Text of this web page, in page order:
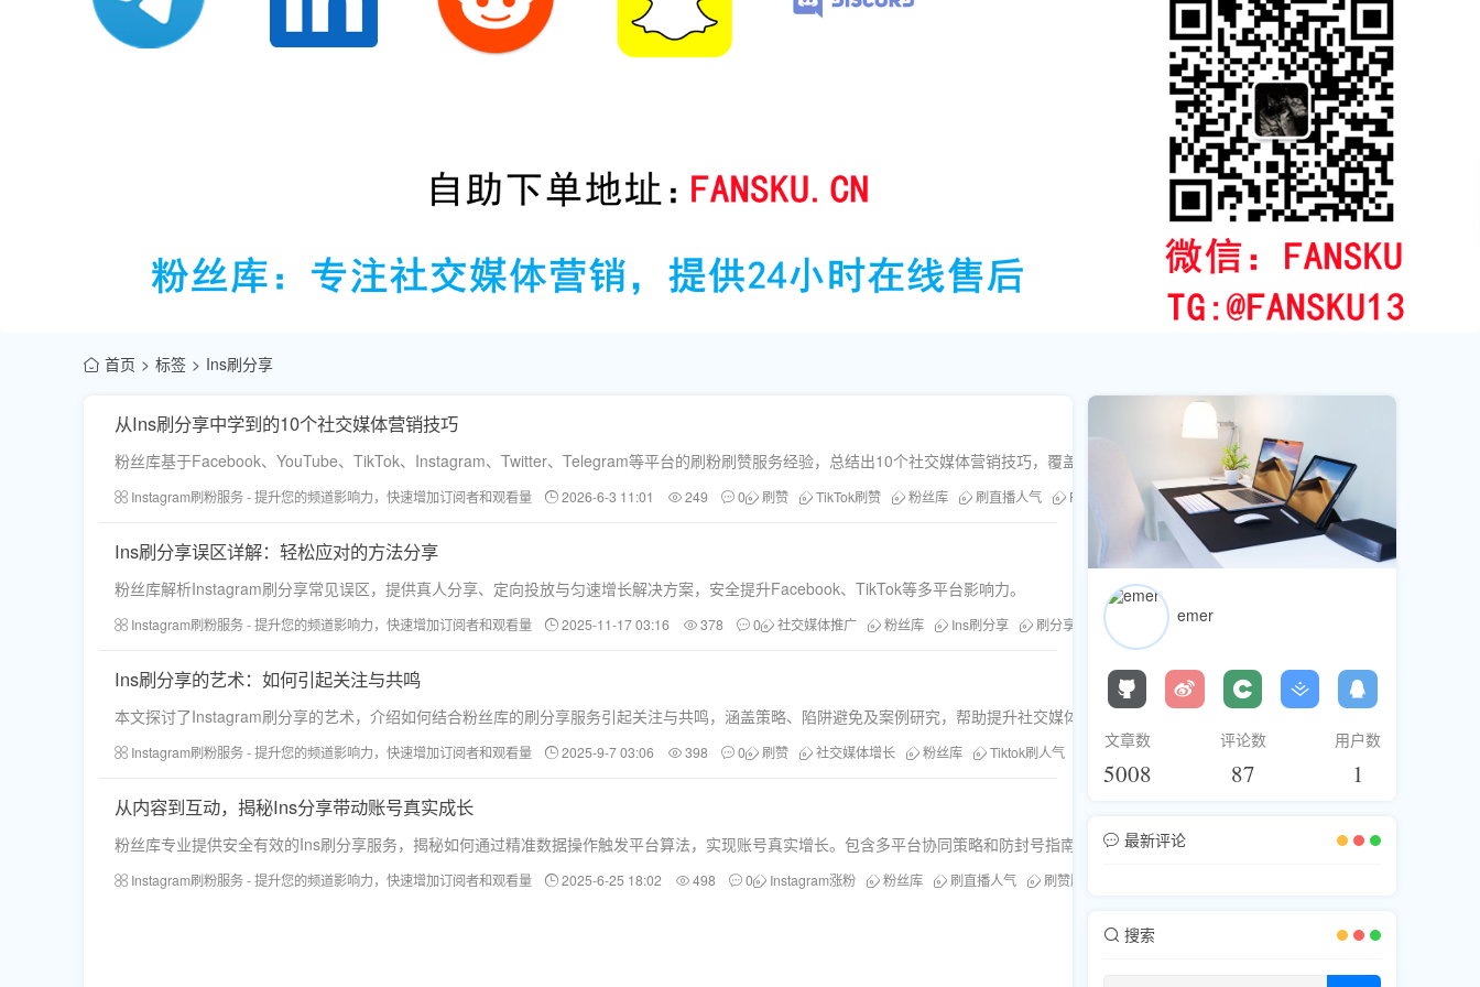
首页 标签 Ins刷分享
从Ins刷分享中学到的10个社交媒体营销技巧
粉丝库基于Facebook、YouTube、TikTok、Instagram、Twitter、Telegram等平台的刷粉刷赞服务经验，总结出10个社交媒体营销技巧，覆盖分享率提升、内容格式选择、刷量时间段优化等干货，助
Instagram刷粉服务 - 提升您的频道影响力，快速增加订阅者和观看量 2026-6-3 11:01 249 0 刷赞 TikTok刷赞 粉丝库 刷直播人气 Facebook刷粉 刷评论 刷浏览 刷分享
Ins刷分享误区详解：轻松应对的方法分享
粉丝库解析Instagram刷分享常见误区，提供真人分享、定向投放与匀速增长解决方案，安全提升Facebook、TikTok等多平台影响力。
Instagram刷粉服务 - 提升您的频道影响力，快速增加订阅者和观看量 2025-11-17 03:16 378 0 社交媒体推广 粉丝库 Ins刷分享 刷分享服务 Instagram刷数据
Ins刷分享的艺术：如何引起关注与共鸣
本文探讨了Instagram刷分享的艺术，介绍如何结合粉丝库的刷分享服务引起关注与共鸣，涵盖策略、陷阱避免及案例研究，帮助提升社交媒体影响力。
Instagram刷粉服务 - 提升您的频道影响力，快速增加订阅者和观看量 2025-9-7 03:06 398 0 刷赞 社交媒体增长 粉丝库 Tiktok刷人气 Instagram刷粉 刷浏览 Facebook刷分享
从内容到互动，揭秘Ins分享带动账号真实成长
粉丝库专业提供安全有效的Ins刷分享服务，揭秘如何通过精准数据操作触发平台算法，实现账号真实增长。包含多平台协同策略和防封号指南。
Instagram刷粉服务 - 提升您的频道影响力，快速增加订阅者和观看量 2025-6-25 18:02 498 0 Instagram涨粉 粉丝库 刷直播人气 刷赞服务
emer
文章数
5008
评论数
87
用户数
1
最新评论
搜索